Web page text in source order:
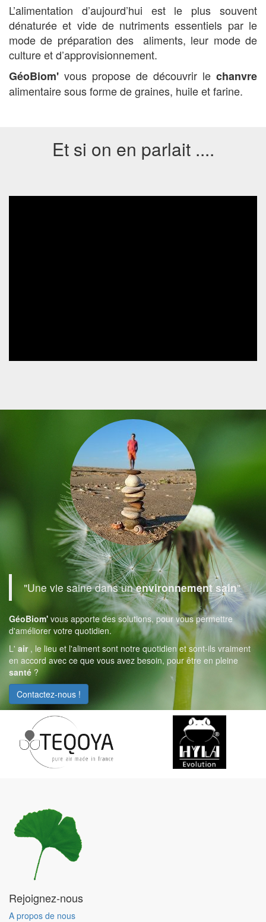
L’alimentation d’aujourd’hui est le plus souvent
dénaturée et vide de nutriments essentiels par le
mode de préparation des
aliments, leur mode de
culture et d’approvisionnement.
GéoBiom' vous propose de découvrir le chanvre
alimentaire sous forme de graines, huile et farine.
Et si on en parlait ....
"Une vie saine dans unenvironnement sain"
GéoBiom' vous apporte des solutions, pour vous permettre
d'améliorer votre quotidien.
L' air , le lieu et l'aliment sont notre quotidien et sont-ils vraiment
en accord avec ce que vous avez besoin, pour être en pleine
santé ?
Contactez-nous !
Rejoignez-nous
A propos de nous